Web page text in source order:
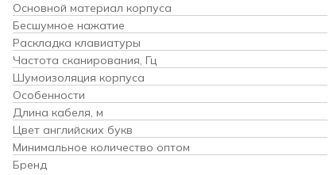
Основной материал корпуса
Бесшумное нажатие
Раскладка клавиатуры
Частота сканирования, Гц
Шумоизоляция корпуса
Особенности
Длина кабеля, м
Цвет английских букв
Минимальное количество оптом
Бренд